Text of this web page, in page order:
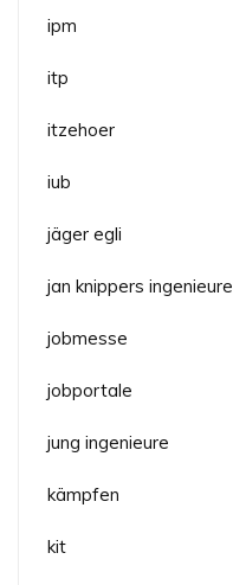
ipm
itp
itzehoer
iub
jäger egli
jan knippers ingenieure
jobmesse
jobportale
jung ingenieure
kämpfen
kit